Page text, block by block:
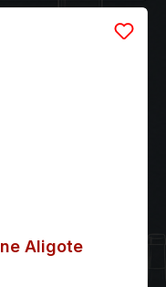
Aligote